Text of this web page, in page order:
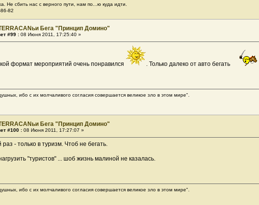
Не сбить нас с верного пути, нам по...ю куда идти.
82
Бега "Принцип Домино"
#99 : 08 Июня 2011, 17:25:40 »
формат мероприятий очень понравился . Только далеко от авто бегать
ибо с их молчаливого согласия совершается великое зло в этом мире".
Бега "Принцип Домино"
#100 : 08 Июня 2011, 17:27:07 »
- только в туризм. Чтоб не бегать.
"туристов" ... шоб жизнь малиной не казалась.
ибо с их молчаливого согласия совершается великое зло в этом мире".